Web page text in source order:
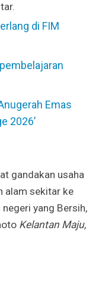
di FIM
Emas
2026’
gandakan usaha
alam sekitar ke
yang Bersih,
Kelantan Maju,